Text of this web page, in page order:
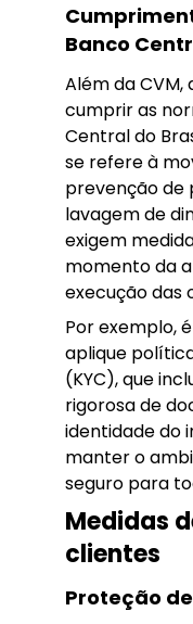
Banco
Além da
cumprir as
Central do
se refere à
prevenção de
lavagem de
exigem
momento da
execução das
Por exemplo,
aplique
(KYC), que
rigorosa de
identidade do
manter o
seguro para
Medidas
clientes
Proteção